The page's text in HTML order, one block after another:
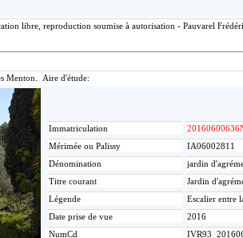
libre, reproduction soumise à autorisation - Pauvarel
Menton. Aire d'étude:
Immatriculation
Mérimée ou Palissy
IA06002811
Dénomination
jardin
Titre courant
Jardin
Légende
Escalier entre
Date prise de vue
2016
NumCd